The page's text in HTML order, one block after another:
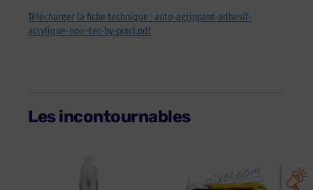
Télécharger la fiche technique : auto-agrippant-adhesif-
acrylique-noir-tec-by-pixcl.pdf
Les incontournables